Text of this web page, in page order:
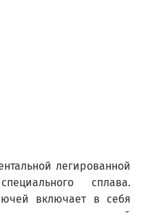
легированной
сплава.
включает в себя